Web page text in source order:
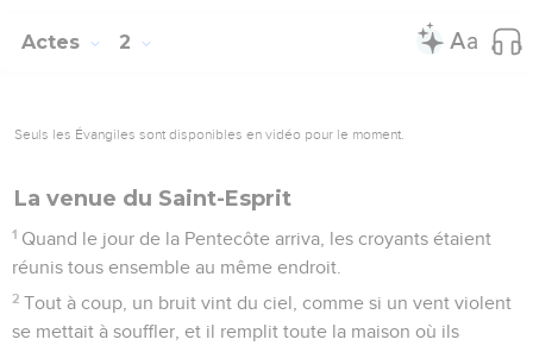
Actes 2
Seuls les Évangiles sont disponibles en vidéo pour le moment.
La venue du Saint-Esprit
1 Quand le jour de la Pentecôte arriva, les croyants étaient
réunis tous ensemble au même endroit.
2 Tout à coup, un bruit vint du ciel, comme si un vent violent
se mettait à souffler, et il remplit toute la maison où ils